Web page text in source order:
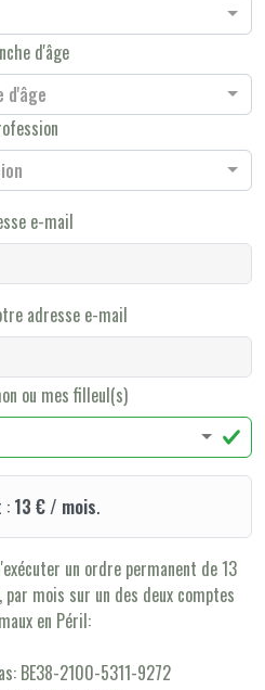
d'âge
d'âge
e-mail
adresse e-mail
ou mes filleul(s)
: 13 € / mois.
un ordre permanent de 13
mois sur un des deux comptes
en Péril:
BE38-2100-5311-9272